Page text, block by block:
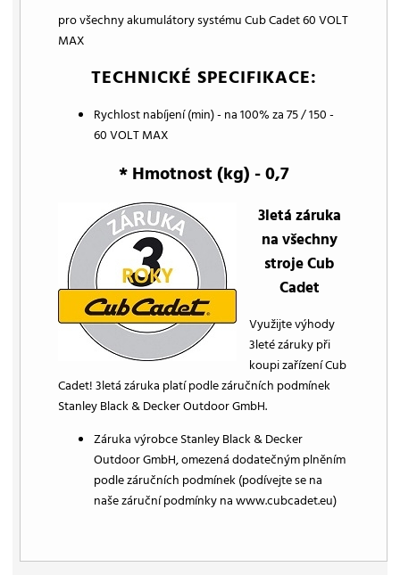
pro všechny akumulátory systému Cub Cadet 60 VOLT
MAX
TECHNICKÉ SPECIFIKACE:
Rychlost nabíjení (min) - na 100% za 75 / 150 -
60 VOLT MAX
* Hmotnost (kg) - 0,7
3letá záruka
na všechny
stroje Cub
Cadet
Využijte výhody
3leté záruky při
koupi zařízení Cub
Cadet! 3letá záruka platí podle záručních podmínek
Stanley Black & Decker Outdoor GmbH.
Záruka výrobce Stanley Black & Decker
Outdoor GmbH, omezená dodatečným plněním
podle záručních podmínek (podívejte se na
naše záruční podmínky na www.cubcadet.eu)